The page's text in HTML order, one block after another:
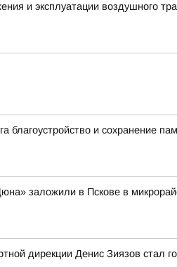
и эксплуатации воздушного
благоустройство и сохранение
заложили в Пскове в
дирекции Денис Зиязов